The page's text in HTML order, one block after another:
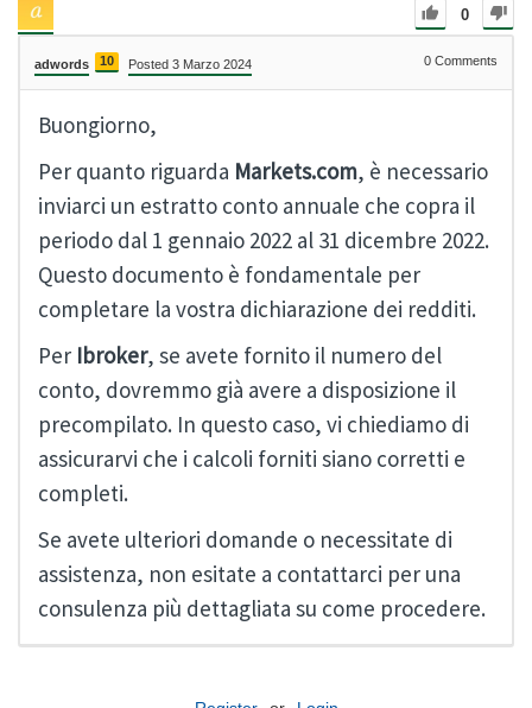
0
adwords 10 Posted 3 Marzo 2024 0 Comments
Buongiorno,
Per quanto riguarda Markets.com, è necessario
inviarci un estratto conto annuale che copra il
periodo dal 1 gennaio 2022 al 31 dicembre 2022.
Questo documento è fondamentale per
completare la vostra dichiarazione dei redditi.
Per Ibroker, se avete fornito il numero del
conto, dovremmo già avere a disposizione il
precompilato. In questo caso, vi chiediamo di
assicurarvi che i calcoli forniti siano corretti e
completi.
Se avete ulteriori domande o necessitate di
assistenza, non esitate a contattarci per una
consulenza più dettagliata su come procedere.